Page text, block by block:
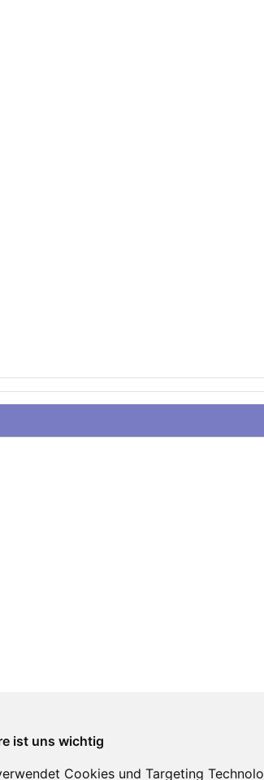
ist uns wichtig
Cookies und Targeting